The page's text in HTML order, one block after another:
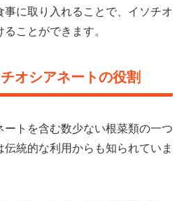
事に取り入れることで、イソチオ
ことができます。
オシアネートの役割
ートを含む数少ない根菜類の一つ
統的な利用からも知られていま